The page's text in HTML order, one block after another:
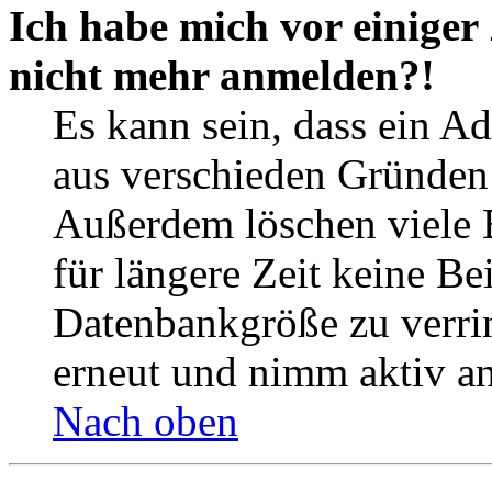
Ich habe mich vor
nicht mehr anmelden?!
Es kann sein, dass ein
aus verschieden
Außerdem löschen viele
für längere Zeit keine
Datenbankgröße zu
erneut und nimm aktiv
Nach oben